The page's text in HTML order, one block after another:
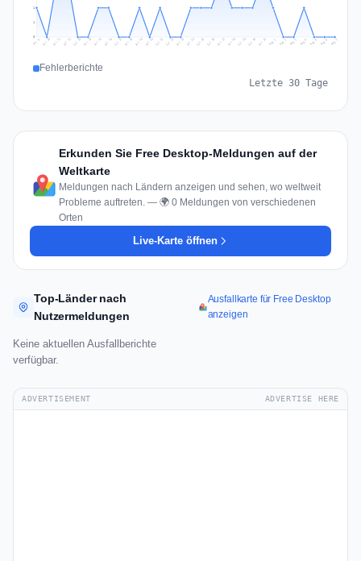
1
1
Jul 9 Jul 10 Jul 11 Jul 12 Jul 13 Jul 14 Jul 15 Jul 16 Jul 17 Jul 18 Jul 19 Jul 20 Jul 21 Jul 22 Jul 23 Jul 24 Jul 25 Jul 26 Jul 27 Jul 28 Jul 29 Jul 30 Jul 31 Aug 1 Aug 2 Aug 3 Aug 4 Aug 5 Aug 6 Aug 7
Fehlerberichte
Letzte 30 Tage
Erkunden Sie Free Desktop-Meldungen auf der
Weltkarte
Meldungen nach Ländern anzeigen und sehen, wo weltweit
Probleme auftreten. — 🌍 0 Meldungen von verschiedenen
Orten
Live-Karte öffnen
Top-Länder nach
Nutzermeldungen
Ausfallkarte für Free Desktop
anzeigen
Keine aktuellen Ausfallberichte
verfügbar.
ADVERTISEMENT ADVERTISE HERE